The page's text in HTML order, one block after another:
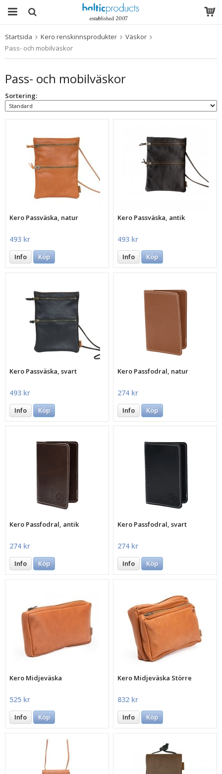
Produkten har blivit tillagd i varukorgen
Startsida Kero renskinnsprodukter
Väskor
Pass- och mobilväskor
Pass- och mobilväskor
Sortering:
Kero Passväska, natur
493 kr
Info Köp
Kero Passväska, antik
493 kr
Info Köp
Kero Passväska, svart
493 kr
Info Köp
Kero Passfodral, natur
274 kr
Info Köp
Kero Passfodral, antik
274 kr
Info Köp
Kero Passfodral, svart
274 kr
Info Köp
Kero Midjeväska
525 kr
Info Köp
Kero Midjeväska Större
832 kr
Info Köp